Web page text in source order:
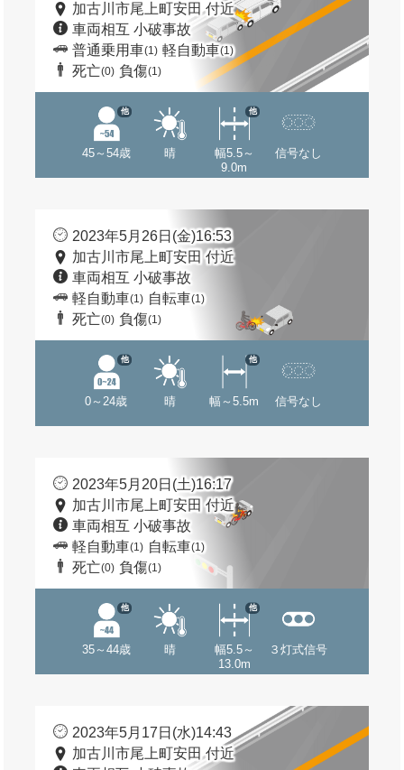
加古川市尾上町安田 付近
車両相互 小破事故
普通乗用車(1) 軽自動車(1)
死亡(0) 負傷(1)
45～54歳
他
晴
幅5.5～
9.0m
他
信号なし
2023年5月26日(金)16:53
加古川市尾上町安田 付近
車両相互 小破事故
軽自動車(1) 自転車(1)
死亡(0) 負傷(1)
0～24歳
他
晴 幅～5.5m
他
信号なし
2023年5月20日(土)16:17
加古川市尾上町安田 付近
車両相互 小破事故
軽自動車(1) 自転車(1)
死亡(0) 負傷(1)
35～44歳
他
晴
幅5.5～
13.0m
他
３灯式信号
2023年5月17日(水)14:43
加古川市尾上町安田 付近